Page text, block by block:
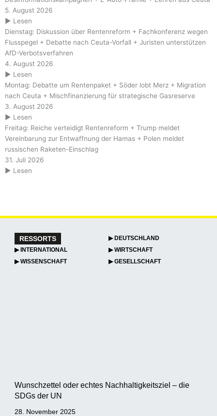
5. August 2026
▶ Lesen
Dienstag: Diskussion über Rentenreform + Fachkonferenz wegen
Flusspegel + Debatte nach Ceuta-Vorfall + Juristen unterstützen
AfD-Verbotsverfahren
4. August 2026
▶ Lesen
Montag: Debatte um Rentenpaket + Söder lobt Merz + Migration
nach Ceuta + Mischfinanzierung für strategische Gasreserve
3. August 2026
▶ Lesen
Freitag: Reiche verteidigt Rentenreform + Trump meldet
Vereinbarung zur Entwaffnung der Hamas + Polen meldet
russischen Raketen-Einschlag
31. Juli 2026
▶ Lesen
RESSORTS
▶ DEUTSCHLAND
▶ INTERNATIONAL
▶ WIRTSCHAFT
▶ WISSENSCHAFT
▶ GESELLSCHAFT
Wunschzettel oder echtes Nachhaltigkeitsziel – die
SDGs der UN
28. November 2025